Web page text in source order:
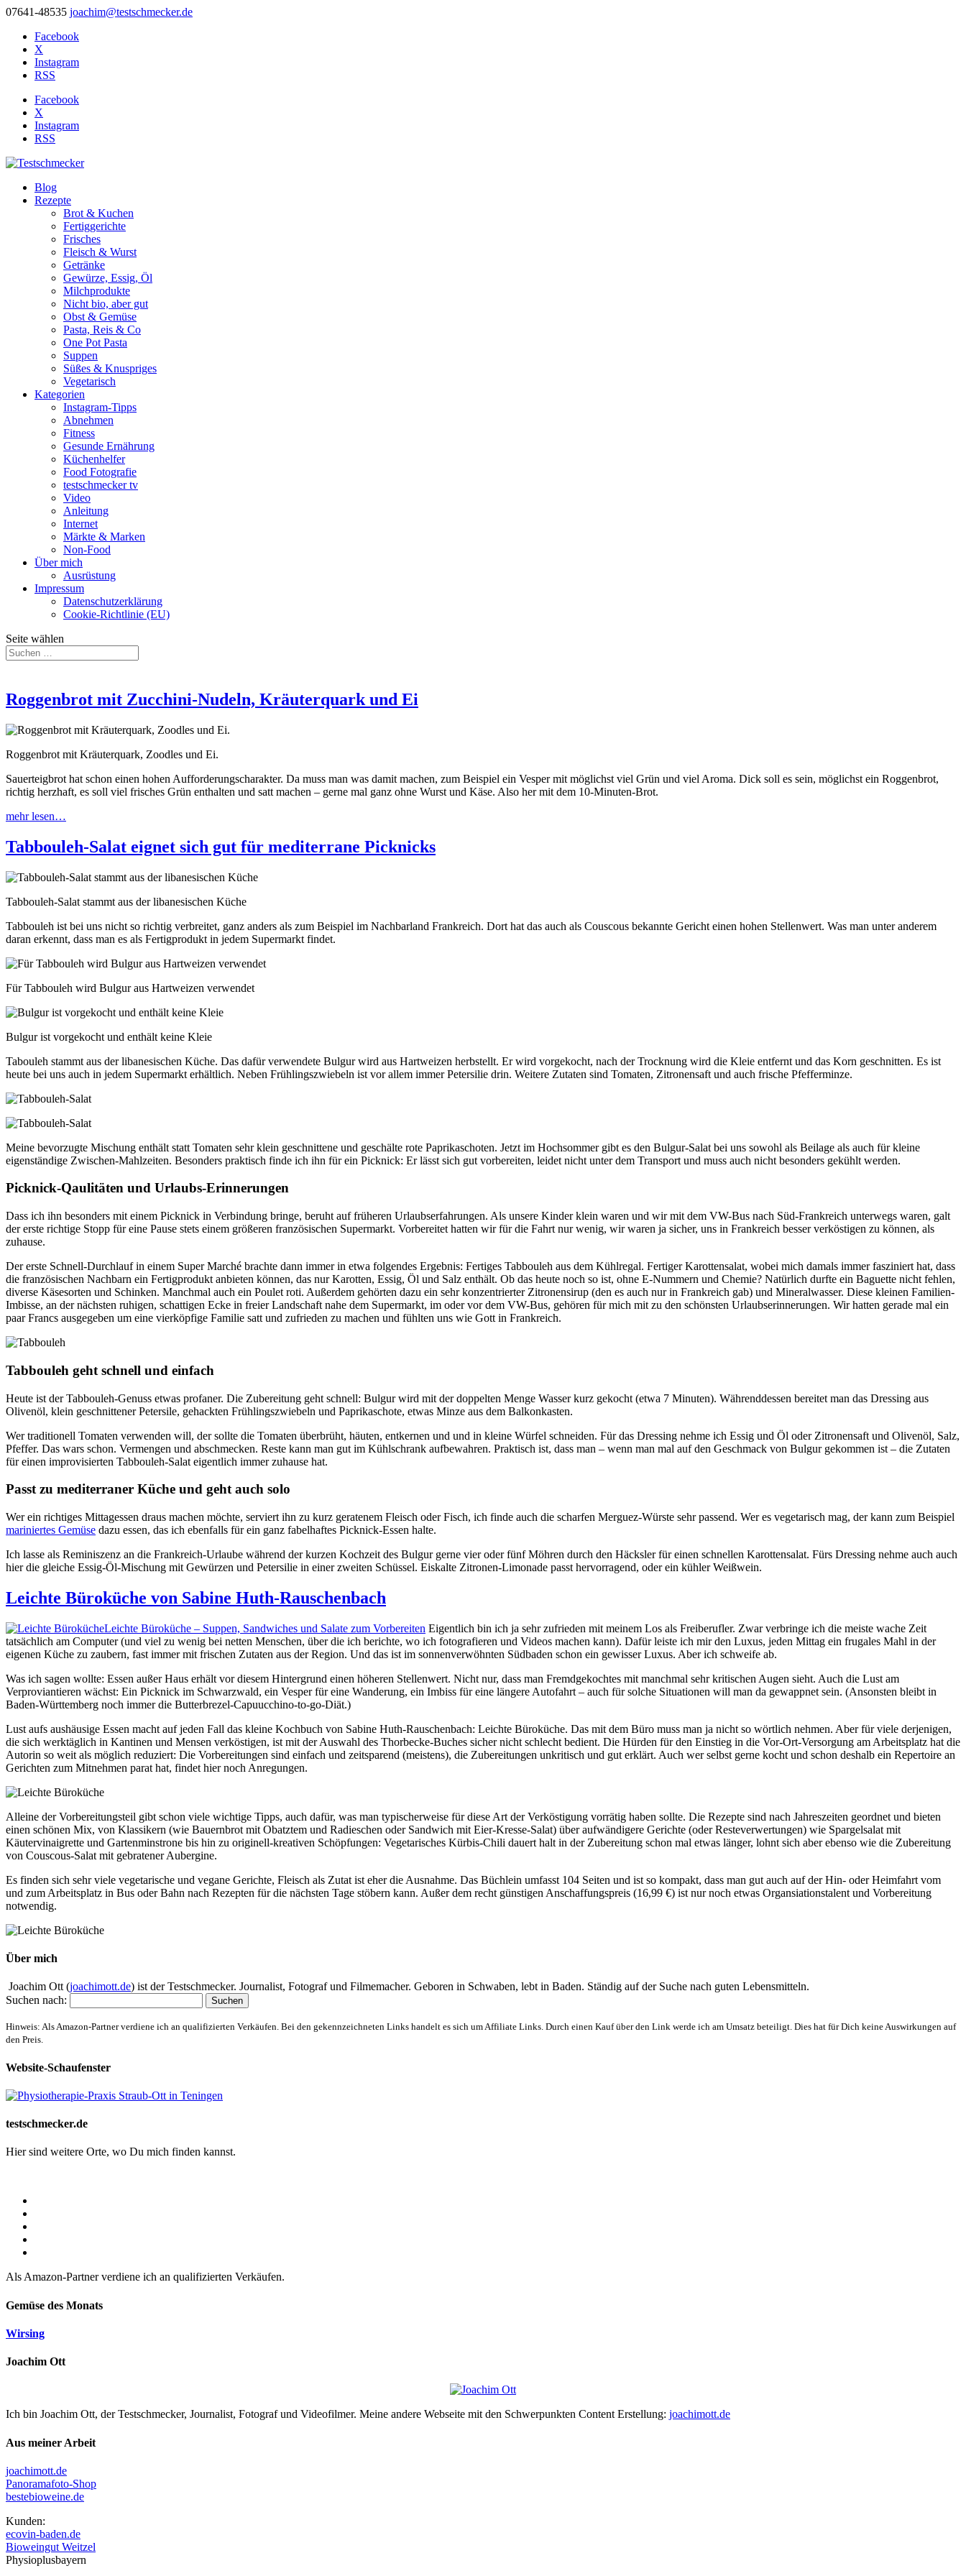
07641-48535 joachim@testschmecker.de
Facebook
X
Instagram
RSS
Facebook
X
Instagram
RSS
Blog
Rezepte
Brot & Kuchen
Fertiggerichte
Frisches
Fleisch & Wurst
Getränke
Gewürze, Essig, Öl
Milchprodukte
Nicht bio, aber gut
Obst & Gemüse
Pasta, Reis & Co
One Pot Pasta
Suppen
Süßes & Knuspriges
Vegetarisch
Kategorien
Instagram-Tipps
Abnehmen
Fitness
Gesunde Ernährung
Küchenhelfer
Food Fotografie
testschmecker tv
Video
Anleitung
Internet
Märkte & Marken
Non-Food
Über mich
Ausrüstung
Impressum
Datenschutzerklärung
Cookie-Richtlinie (EU)
Seite wählen
Roggenbrot mit Zucchini-Nudeln, Kräuterquark und Ei
Roggenbrot mit Kräuterquark, Zoodles und Ei.
Sauerteigbrot hat schon einen hohen Aufforderungscharakter. Da muss man was damit machen, zum Beispiel ein Vesper mit möglichst viel Grün und viel Aroma. Dick soll es sein, möglichst ein Roggenbrot,
richtig herzhaft, es soll viel frisches Grün enthalten und satt machen – gerne mal ganz ohne Wurst und Käse. Also her mit dem 10-Minuten-Brot.
mehr lesen…
Tabbouleh-Salat eignet sich gut für mediterrane Picknicks
Tabbouleh-Salat stammt aus der libanesischen Küche
Tabbouleh ist bei uns nicht so richtig verbreitet, ganz anders als zum Beispiel im Nachbarland Frankreich. Dort hat das auch als Couscous bekannte Gericht einen hohen Stellenwert. Was man unter anderem
daran erkennt, dass man es als Fertigprodukt in jedem Supermarkt findet.
Für Tabbouleh wird Bulgur aus Hartweizen verwendet
Bulgur ist vorgekocht und enthält keine Kleie
Tabouleh stammt aus der libanesischen Küche. Das dafür verwendete Bulgur wird aus Hartweizen herbstellt. Er wird vorgekocht, nach der Trocknung wird die Kleie entfernt und das Korn geschnitten. Es ist
heute bei uns auch in jedem Supermarkt erhältlich. Neben Frühlingszwiebeln ist vor allem immer Petersilie drin. Weitere Zutaten sind Tomaten, Zitronensaft und auch frische Pfefferminze.
Meine bevorzugte Mischung enthält statt Tomaten sehr klein geschnittene und geschälte rote Paprikaschoten. Jetzt im Hochsommer gibt es den Bulgur-Salat bei uns sowohl als Beilage als auch für kleine
eigenständige Zwischen-Mahlzeiten. Besonders praktisch finde ich ihn für ein Picknick: Er lässt sich gut vorbereiten, leidet nicht unter dem Transport und muss auch nicht besonders gekühlt werden.
Picknick-Qaulitäten und Urlaubs-Erinnerungen
Dass ich ihn besonders mit einem Picknick in Verbindung bringe, beruht auf früheren Urlaubserfahrungen. Als unsere Kinder klein waren und wir mit dem VW-Bus nach Süd-Frankreich unterwegs waren, galt
der erste richtige Stopp für eine Pause stets einem größeren französischen Supermarkt. Vorbereitet hatten wir für die Fahrt nur wenig, wir waren ja sicher, uns in Frankreich besser verköstigen zu können, als
zuhause.
Der erste Schnell-Durchlauf in einem Super Marché brachte dann immer in etwa folgendes Ergebnis: Fertiges Tabbouleh aus dem Kühlregal. Fertiger Karottensalat, wobei mich damals immer fasziniert hat, dass
die französischen Nachbarn ein Fertigprodukt anbieten können, das nur Karotten, Essig, Öl und Salz enthält. Ob das heute noch so ist, ohne E-Nummern und Chemie? Natürlich durfte ein Baguette nicht fehlen,
diverse Käsesorten und Schinken. Manchmal auch ein Poulet roti. Außerdem gehörten dazu ein sehr konzentrierter Zitronensirup (den es auch nur in Frankreich gab) und Mineralwasser. Diese kleinen Familien-
Imbisse, an der nächsten ruhigen, schattigen Ecke in freier Landschaft nahe dem Supermarkt, im oder vor dem VW-Bus, gehören für mich mit zu den schönsten Urlaubserinnerungen. Wir hatten gerade mal ein
paar Francs ausgegeben um eine vierköpfige Familie satt und zufrieden zu machen und fühlten uns wie Gott in Frankreich.
Tabbouleh geht schnell und einfach
Heute ist der Tabbouleh-Genuss etwas profaner. Die Zubereitung geht schnell: Bulgur wird mit der doppelten Menge Wasser kurz gekocht (etwa 7 Minuten). Währenddessen bereitet man das Dressing aus
Olivenöl, klein geschnittener Petersile, gehackten Frühlingszwiebeln und Paprikaschote, etwas Minze aus dem Balkonkasten.
Wer traditionell Tomaten verwenden will, der sollte die Tomaten überbrüht, häuten, entkernen und und in kleine Würfel schneiden. Für das Dressing nehme ich Essig und Öl oder Zitronensaft und Olivenöl, Salz,
Pfeffer. Das wars schon. Vermengen und abschmecken. Reste kann man gut im Kühlschrank aufbewahren. Praktisch ist, dass man – wenn man mal auf den Geschmack von Bulgur gekommen ist – die Zutaten
für einen improvisierten Tabbouleh-Salat eigentlich immer zuhause hat.
Passt zu mediterraner Küche und geht auch solo
Wer ein richtiges Mittagessen draus machen möchte, serviert ihn zu kurz geratenem Fleisch oder Fisch, ich finde auch die scharfen Merguez-Würste sehr passend. Wer es vegetarisch mag, der kann zum Beispiel
mariniertes Gemüse dazu essen, das ich ebenfalls für ein ganz fabelhaftes Picknick-Essen halte.
Ich lasse als Reminiszenz an die Frankreich-Urlaube während der kurzen Kochzeit des Bulgur gerne vier oder fünf Möhren durch den Häcksler für einen schnellen Karottensalat. Fürs Dressing nehme auch auch
hier die gleiche Essig-Öl-Mischung mit Gewürzen und Petersilie in einer zweiten Schüssel. Eiskalte Zitronen-Limonade passt hervorragend, oder ein kühler Weißwein.
Leichte Büroküche von Sabine Huth-Rauschenbach
Leichte Büroküche – Suppen, Sandwiches und Salate zum Vorbereiten Eigentlich bin ich ja sehr zufrieden mit meinem Los als Freiberufler. Zwar verbringe ich die meiste wache Zeit
tatsächlich am Computer (und viel zu wenig bei netten Menschen, über die ich berichte, wo ich fotografieren und Videos machen kann). Dafür leiste ich mir den Luxus, jeden Mittag ein frugales Mahl in der
eigenen Küche zu zaubern, fast immer mit frischen Zutaten aus der Region. Und das ist im sonnenverwöhnten Südbaden schon ein gewisser Luxus. Aber ich schweife ab.
Was ich sagen wollte: Essen außer Haus erhält vor diesem Hintergrund einen höheren Stellenwert. Nicht nur, dass man Fremdgekochtes mit manchmal sehr kritischen Augen sieht. Auch die Lust am
Verproviantieren wächst: Ein Picknick im Schwarzwald, ein Vesper für eine Wanderung, ein Imbiss für eine längere Autofahrt – auch für solche Situationen will man da gewappnet sein. (Ansonsten bleibt in
Baden-Württemberg noch immer die Butterbrezel-Capuucchino-to-go-Diät.)
Lust aufs aushäusige Essen macht auf jeden Fall das kleine Kochbuch von Sabine Huth-Rauschenbach: Leichte Büroküche. Das mit dem Büro muss man ja nicht so wörtlich nehmen. Aber für viele derjenigen,
die sich werktäglich in Kantinen und Mensen verköstigen, ist mit der Auswahl des Thorbecke-Buches sicher nicht schlecht bedient. Die Hürden für den Einstieg in die Vor-Ort-Versorgung am Arbeitsplatz hat die
Autorin so weit als möglich reduziert: Die Vorbereitungen sind einfach und zeitsparend (meistens), die Zubereitungen unkritisch und gut erklärt. Auch wer selbst gerne kocht und schon deshalb ein Repertoire an
Gerichten zum Mitnehmen parat hat, findet hier noch Anregungen.
Alleine der Vorbereitungsteil gibt schon viele wichtige Tipps, auch dafür, was man typischerweise für diese Art der Verköstigung vorrätig haben sollte. Die Rezepte sind nach Jahreszeiten geordnet und bieten
einen schönen Mix, von Klassikern (wie Bauernbrot mit Obatztem und Radieschen oder Sandwich mit Eier-Kresse-Salat) über aufwändigere Gerichte (oder Resteverwertungen) wie Spargelsalat mit
Käutervinaigrette und Gartenminstrone bis hin zu originell-kreativen Schöpfungen: Vegetarisches Kürbis-Chili dauert halt in der Zubereitung schon mal etwas länger, lohnt sich aber ebenso wie die Zubereitung
von Couscous-Salat mit gebratener Aubergine.
Es finden sich sehr viele vegetarische und vegane Gerichte, Fleisch als Zutat ist eher die Ausnahme. Das Büchlein umfasst 104 Seiten und ist so kompakt, dass man gut auch auf der Hin- oder Heimfahrt vom
und zum Arbeitsplatz in Bus oder Bahn nach Rezepten für die nächsten Tage stöbern kann. Außer dem recht günstigen Anschaffungspreis (16,99 €) ist nur noch etwas Organsiationstalent und Vorbereitung
notwendig.
Über mich
Joachim Ott (joachimott.de) ist der Testschmecker. Journalist, Fotograf und Filmemacher. Geboren in Schwaben, lebt in Baden. Ständig auf der Suche nach guten Lebensmitteln.
Suchen nach:
Hinweis: Als Amazon-Partner verdiene ich an qualifizierten Verkäufen. Bei den gekennzeichneten Links handelt es sich um Affiliate Links. Durch einen Kauf über den Link werde ich am Umsatz beteiligt. Dies hat für Dich keine Auswirkungen auf
den Preis.
Website-Schaufenster
testschmecker.de
Hier sind weitere Orte, wo Du mich finden kannst.
Als Amazon-Partner verdiene ich an qualifizierten Verkäufen.
Gemüse des Monats
Wirsing
Joachim Ott
Ich bin Joachim Ott, der Testschmecker, Journalist, Fotograf und Videofilmer. Meine andere Webseite mit den Schwerpunkten Content Erstellung: joachimott.de
Aus meiner Arbeit
joachimott.de
Panoramafoto-Shop
bestebioweine.de
Kunden:
ecovin-baden.de
Bioweingut Weitzel
Physioplusbayern